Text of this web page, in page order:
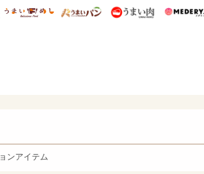
研 ディズニー特集
mimot. うまいめし うまいパン うまい肉
ンアイテム